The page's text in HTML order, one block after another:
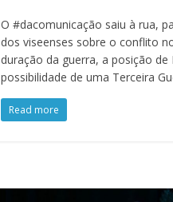
O #dacomunicação saiu à rua,
dos viseenses sobre o conflito
duração da guerra, a posição de
possibilidade de uma Terceira
Read more